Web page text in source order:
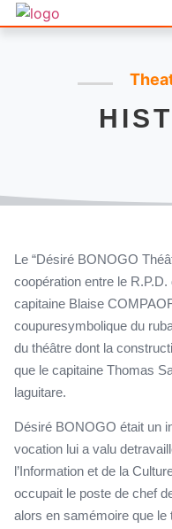
Le “Désiré BONOGO
coopération entre le
capitaine Blaise
coupuresymbolique du
du théâtre dont la
que le capitaine Thomas
laguitare.
Désiré BONOGO était un
vocation lui a valu
l’Information et de la
occupait le poste de chef
alors en samémoire que le